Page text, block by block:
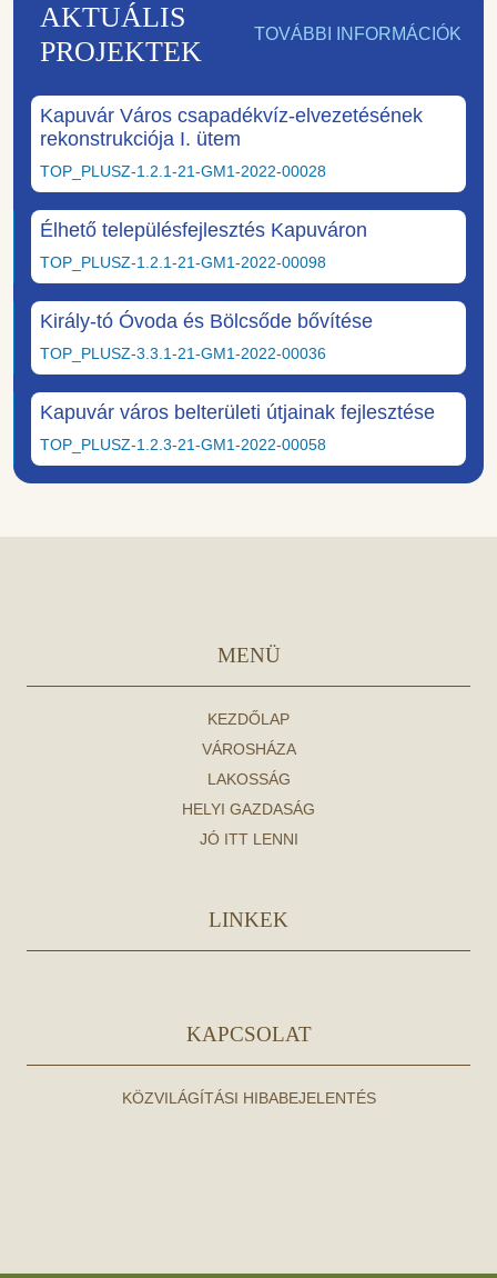
AKTUÁLIS
PROJEKTEK
TOVÁBBI INFORMÁCIÓK
Kapuvár Város csapadékvíz-elvezetésének
rekonstrukciója I. ütem
TOP_PLUSZ-1.2.1-21-GM1-2022-00028
Élhető településfejlesztés Kapuváron
TOP_PLUSZ-1.2.1-21-GM1-2022-00098
Király-tó Óvoda és Bölcsőde bővítése
TOP_PLUSZ-3.3.1-21-GM1-2022-00036
Kapuvár város belterületi útjainak fejlesztése
TOP_PLUSZ-1.2.3-21-GM1-2022-00058
MENÜ
KEZDŐLAP
VÁROSHÁZA
LAKOSSÁG
HELYI GAZDASÁG
JÓ ITT LENNI
LINKEK
KAPCSOLAT
KÖZVILÁGÍTÁSI HIBABEJELENTÉS